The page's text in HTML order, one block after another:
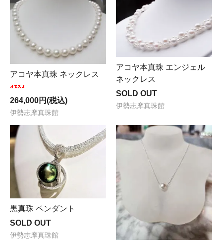
アコヤ本真珠 ネックレス
264,000円(税込)
伊勢志摩真珠館
アコヤ本真珠 エンジェル
ネックレス
SOLD OUT
伊勢志摩真珠館
黒真珠 ペンダント
SOLD OUT
伊勢志摩真珠館